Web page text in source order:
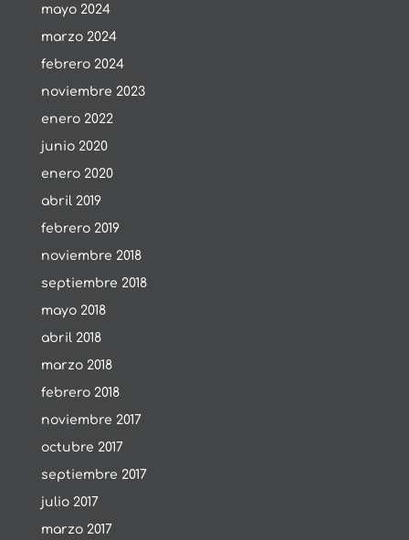
mayo 2024
marzo 2024
febrero 2024
noviembre 2023
enero 2022
junio 2020
enero 2020
abril 2019
febrero 2019
noviembre 2018
septiembre 2018
mayo 2018
abril 2018
marzo 2018
febrero 2018
noviembre 2017
octubre 2017
septiembre 2017
julio 2017
marzo 2017